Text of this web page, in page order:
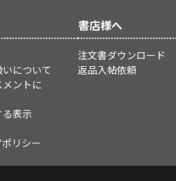
について
ントに
表示
リシー
書店様へ
注文書ダウンロード
返品入帖依頼